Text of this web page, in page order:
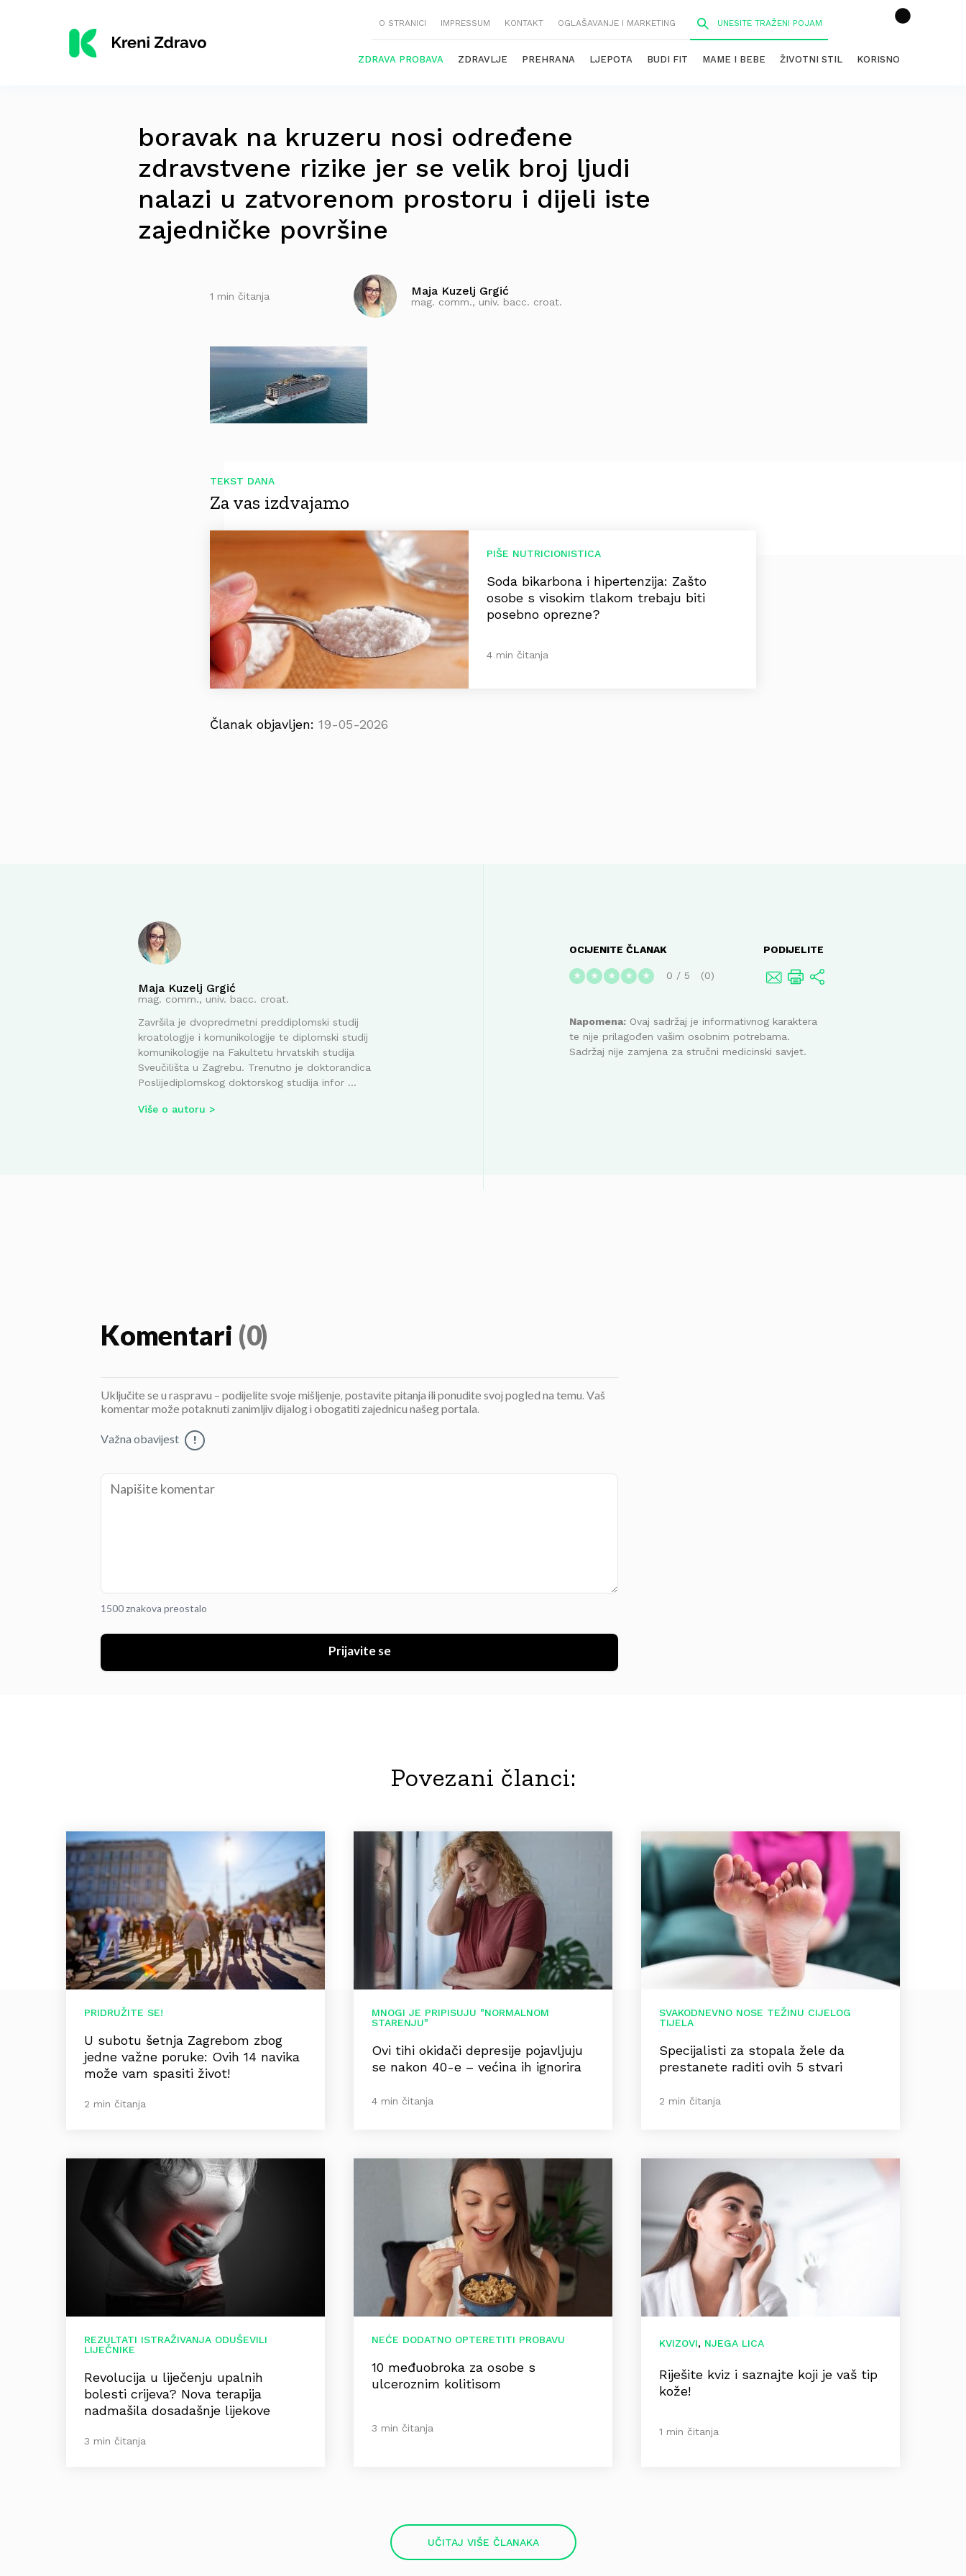
O STRANICI IMPRESSUM KONTAKT OGLAŠAVANJE I MARKETING
ZDRAVA PROBAVA ZDRAVLJE PREHRANA LJEPOTA BUDI FIT MAME I BEBE ŽIVOTNI STIL KORISNO
boravak na kruzeru nosi određene
zdravstvene rizike jer se velik broj ljudi
nalazi u zatvorenom prostoru i dijeli iste
zajedničke površine
1 min čitanja Maja Kuzelj Grgić
mag. comm., univ. bacc. croat.
TEKST DANA
Za vas izdvajamo
PIŠE NUTRICIONISTICA
Soda bikarbona i hipertenzija: Zašto
osobe s visokim tlakom trebaju biti
posebno oprezne?
4 min čitanja
Članak objavljen: 19-05-2026
Maja Kuzelj Grgić
mag. comm., univ. bacc. croat.
Završila je dvopredmetni preddiplomski studij
kroatologije i komunikologije te diplomski studij
komunikologije na Fakultetu hrvatskih studija
Sveučilišta u Zagrebu. Trenutno je doktorandica
Poslijediplomskog doktorskog studija infor ...
Više o autoru
OCIJENITE ČLANAK
★ ★ ★ ★ ★ 0 / 5 0
PODIJELITE
Napomena: Ovaj sadržaj je informativnog karaktera
te nije prilagođen vašim osobnim potrebama.
Sadržaj nije zamjena za stručni medicinski savjet.
Komentari (0)
Uključite se u raspravu – podijelite svoje mišljenje, postavite pitanja ili ponudite svoj pogled na temu. Vaš
komentar može potaknuti zanimljiv dijalog i obogatiti zajednicu našeg portala.
Važna obavijest !
1500 znakova preostalo
Prijavite se
Povezani članci:
PRIDRUŽITE SE!
U subotu šetnja Zagrebom zbog
jedne važne poruke: Ovih 14 navika
može vam spasiti život!
2 min čitanja
MNOGI JE PRIPISUJU "NORMALNOM
STARENJU"
Ovi tihi okidači depresije pojavljuju
se nakon 40-e – većina ih ignorira
4 min čitanja
SVAKODNEVNO NOSE TEŽINU CIJELOG
TIJELA
Specijalisti za stopala žele da
prestanete raditi ovih 5 stvari
2 min čitanja
REZULTATI ISTRAŽIVANJA ODUŠEVILI
LIJEČNIKE
Revolucija u liječenju upalnih
bolesti crijeva? Nova terapija
nadmašila dosadašnje lijekove
3 min čitanja
NEĆE DODATNO OPTERETITI PROBAVU
10 međuobroka za osobe s
ulceroznim kolitisom
3 min čitanja
KVIZOVI, NJEGA LICA
Riješite kviz i saznajte koji je vaš tip
kože!
1 min čitanja
UČITAJ VIŠE ČLANAKA